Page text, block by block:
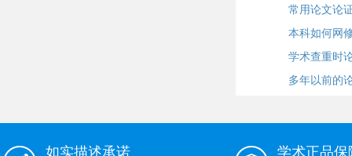
常用论文论
本科如何网
学术查重时
多年以前的
如实描述承诺 学术正品保